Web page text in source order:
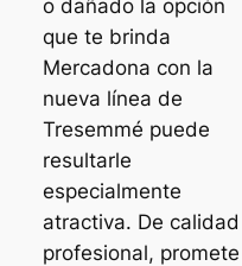
o dañado la opción
que te brinda
Mercadona con la
nueva línea de
Tresemmé puede
resultarle
especialmente
atractiva. De calidad
profesional, promete